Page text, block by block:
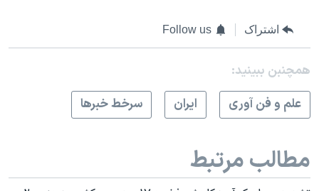
اشتراک Follow us
همچنبن ببینید:
علم و فن آوری
ايران سرخط خبرها
مطالب مرتبط